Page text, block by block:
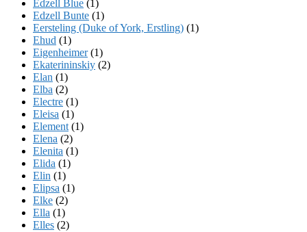
Edzell Blue (1)
Edzell Bunte (1)
Eersteling (Duke of York, Erstling) (1)
Ehud (1)
Eigenheimer(1)
Ekaterininskiy (2)
Elan (1)
Elba (2)
Electre (1)
Eleisa (1)
Element (1)
Elena (2)
Elenita (1)
Elida (1)
Elin (1)
Elipsa (1)
Elke (2)
Ella (1)
Elles (2)